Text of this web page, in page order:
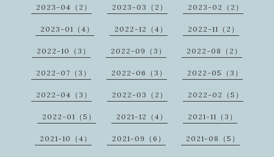
2023-04（2） 2023-03（2） 2023-02（2）
2023-01（4） 2022-12（4） 2022-11（2）
2022-10（3） 2022-09（3） 2022-08（2）
2022-07（3） 2022-06（3） 2022-05（3）
2022-04（3） 2022-03（2） 2022-02（5）
2022-01（5） 2021-12（4） 2021-11（3）
2021-10（4） 2021-09（6） 2021-08（5）